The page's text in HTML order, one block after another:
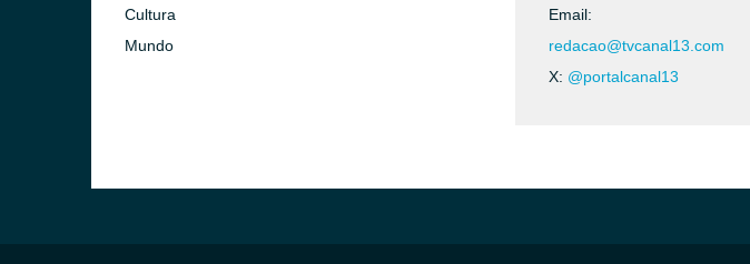
Cultura
Mundo
Email:
redacao@tvcanal13.com
X: @portalcanal13